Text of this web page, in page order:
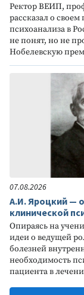
Ректор ВЕИП,
рассказал о
психоанализа в
не понят, но не
Нобелевскую
07.08.2026
А.И. Яроцкий —
клинической
Опираясь на
идеи о ведущей
болезней
необходимость
пациента в